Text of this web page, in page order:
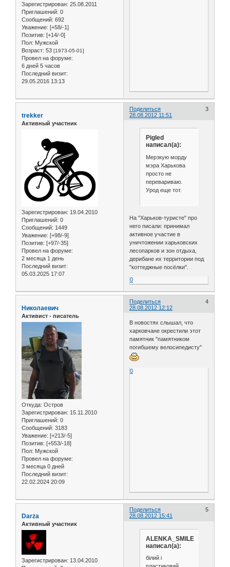
Зарегистрирован: 25.08.2011
Приглашений: 0
Сообщений: 692
Уважение: [+58/-1]
Позитив: [+14/-0]
Пол: Мужской
Возраст: 53 [1973-05-01]
Провел на форуме:
6 дней 5 часов
Последний визит:
29.05.2016 13:13
Поделиться
3
28.08.2012 11:51
trekker
Активный участник
Зарегистрирован: 19.04.2010
Приглашений: 0
Сообщений: 1449
Уважение: [+98/-9]
Позитив: [+97/-35]
Провел на форуме:
2 месяца 1 день
Последний визит:
05.03.2025 17:07
Pigled
написал(а):
Мерзкую морду
мэра Харькова
просто не
перевариваю.
Урод еще тот.
На "Харьков-туристе" про
него писали: принимал
активное участие в
уничтожении харьковских
лесопарков и зон отдыха,
дерибане их территории под
"коттеджные посёлки".
0
Поделиться
4
28.08.2012 12:12
Николаевич
Активист - писатель
Откуда: Остров
Зарегистрирован: 15.11.2010
Приглашений: 0
Сообщений: 3183
Уважение: [+213/-5]
Позитив: [+553/-18]
Пол: Мужской
Провел на форуме:
3 месяца 0 дней
Последний визит:
22.02.2024 20:09
В новостях слышал, что
харковчане окрестили этот
памятник "памятником
погибшему велосипедисту"
0
Поделиться
5
28.08.2012 15:41
Darza
Активный участник
Зарегистрирован: 13.04.2010
ALENKA_SMILE
написал(а):
білий і